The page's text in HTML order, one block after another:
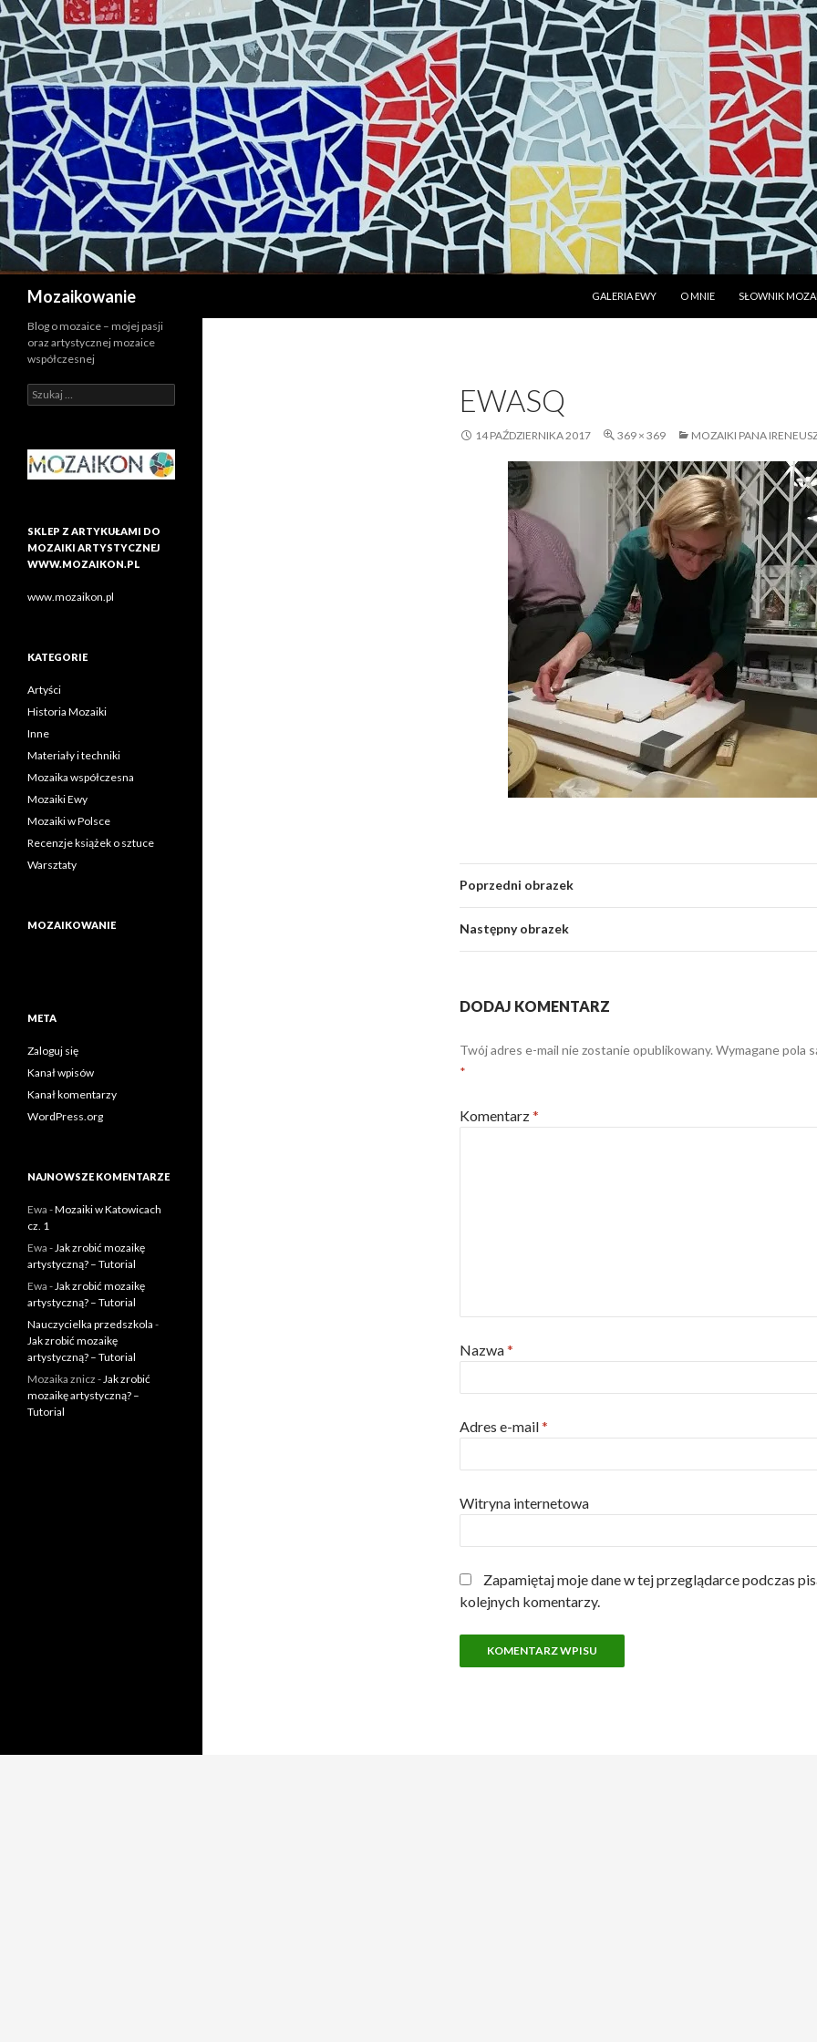
Mozaikowanie
GALERIA EWY
O MNIE SŁOWNIK
EWASQ
14 PAŹDZIERNIKA 2017 369 × 369 MOZAIKI PANA
Poprzedni obrazek
Następny obrazek
DODAJ KOMENTARZ
Twój adres e-mail nie zostanie opublikowany. Wymagane pola
*
Komentarz*
Nazwa*
Adres e-mail*
Witryna internetowa
Zapamiętaj moje dane w tej przeglądarce podczas
kolejnych komentarzy.
Blog o mozaice – mojej pasji
oraz artystycznej mozaice
współczesnej
Szukaj:
SKLEP Z ARTYKUŁAMI DO
MOZAIKI ARTYSTYCZNEJ
WWW.MOZAIKON.PL
www.mozaikon.pl
KATEGORIE
Artyści
Historia Mozaiki
Inne
Materiały i techniki
Mozaika współczesna
Mozaiki Ewy
Mozaiki w Polsce
Recenzje książek o sztuce
Warsztaty
MOZAIKOWANIE
META
Zaloguj się
Kanał wpisów
Kanał komentarzy
WordPress.org
NAJNOWSZE KOMENTARZE
Ewa -Mozaiki w Katowicach
cz. 1
Ewa -Jak zrobić mozaikę
artystyczną? – Tutorial
Ewa -Jak zrobić mozaikę
artystyczną? – Tutorial
Nauczycielka przedszkola -
Jak zrobić mozaikę
artystyczną? – Tutorial
Mozaika znicz -Jak zrobić
mozaikę artystyczną? –
Tutorial